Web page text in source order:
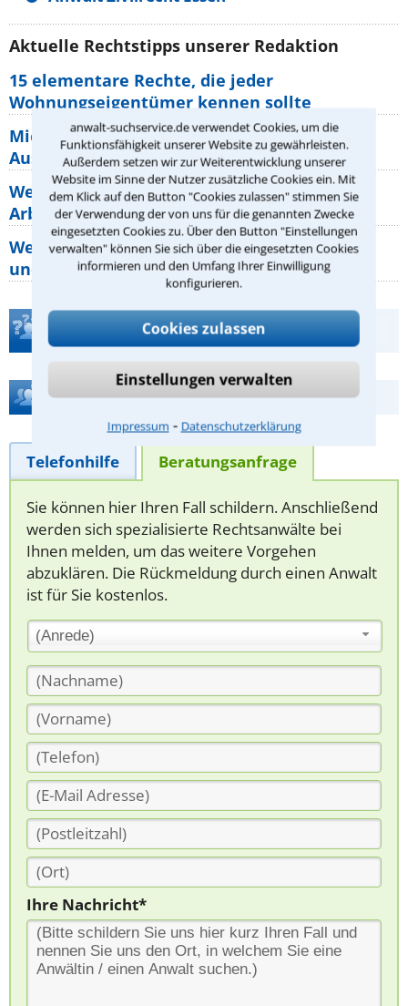
anwalt-suchservice.de verwendet Cookies, um die
Funktionsfähigkeit unserer Website zu gewährleisten.
Außerdem setzen wir zur Weiterentwicklung unserer
Website im Sinne der Nutzer zusätzliche Cookies ein. Mit
dem Klick auf den Button "Cookies zulassen" stimmen Sie
der Verwendung der von uns für die genannten Zwecke
eingesetzten Cookies zu. Über den Button "Einstellungen
verwalten" können Sie sich über die eingesetzten Cookies
informieren und den Umfang Ihrer Einwilligung
konfigurieren.
Cookies zulassen
Einstellungen verwalten
Impressum ⁃ Datenschutzerklärung
Aktuelle Rechtstipps unserer Redaktion
15 elementare Rechte, die jeder
Wohnungseigentümer kennen sollte
Mietpreisbremse 2026: Alle Regeln,
Ausnahmen und Rechte für Mieter
Welche Regeln für Teilnahme, Urlaub,
Arbeitszeit gelten beim
Welche Rechte hat der Käufer eines Pferdes
und wie macht man sie
Teste Dein Rechtswissen
Hilfe bei Ihrer Anwaltsuche?
Telefonhilfe Beratungsanfrage
Sie können hier Ihren Fall schildern. Anschließend
werden sich spezialisierte Rechtsanwälte bei
Ihnen melden, um das weitere Vorgehen
abzuklären. Die Rückmeldung durch einen Anwalt
ist für Sie kostenlos.
(Anrede)
Ihre Nachricht*